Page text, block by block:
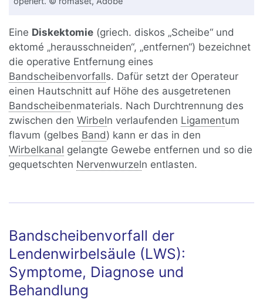
Eine Diskektomie (griech. diskos „Scheibe“ und
ektomé „herausschneiden“, „entfernen“) bezeichnet
die operative Entfernung eines
Bandscheibenvorfalls. Dafür setzt der Operateur
einen Hautschnitt auf Höhe des ausgetretenen
Bandscheibenmaterials. Nach Durchtrennung des
zwischen denWirbeln verlaufenden Ligamentum
flavum (gelbes Band) kann er das in den
Wirbelkanal gelangte Gewebe entfernen und so die
gequetschten Nervenwurzeln entlasten.
Bandscheibenvorfall der
Lendenwirbelsäule (LWS):
Symptome, Diagnose und
Behandlung